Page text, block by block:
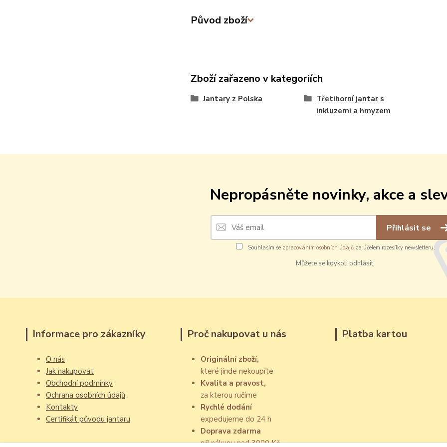
Původ zboží
Zboží zařazeno v kategoriích
Jantary z Polska
Třetihorní jantar s
inkluzemi a hmyzem
Nepropásněte novinky, akce a
Přihlásit se
Souhlasím se zpracováním osobních údajůza účelem rozesílky newsletteru.
Můžete se kdykoli odhlásit.
Informace pro zákazníky
O nás
Jak nakupovat
Obchodní podmínky
Ochrana osobních údajů
Kontakty
Certifikát původu jantaru
Proč nakupovat u nás
Originální zboží,
které jinde nekoupíte
Kvalita a pravost,
za kterou ručíme
Rychlé dodání
expedujeme do 24 h
Doprava zdarma
při nákupu nad 3000 Kč
Platba kartou